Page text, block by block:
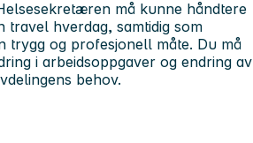
må kunne håndtere
travel hverdag, samtidig som
trygg og profesjonell måte. Du må
i arbeidsoppgaver og endring av
behov.